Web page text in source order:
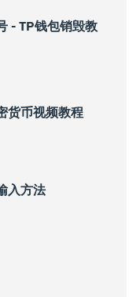
- TP钱包销毁教
货币视频教程
入方法